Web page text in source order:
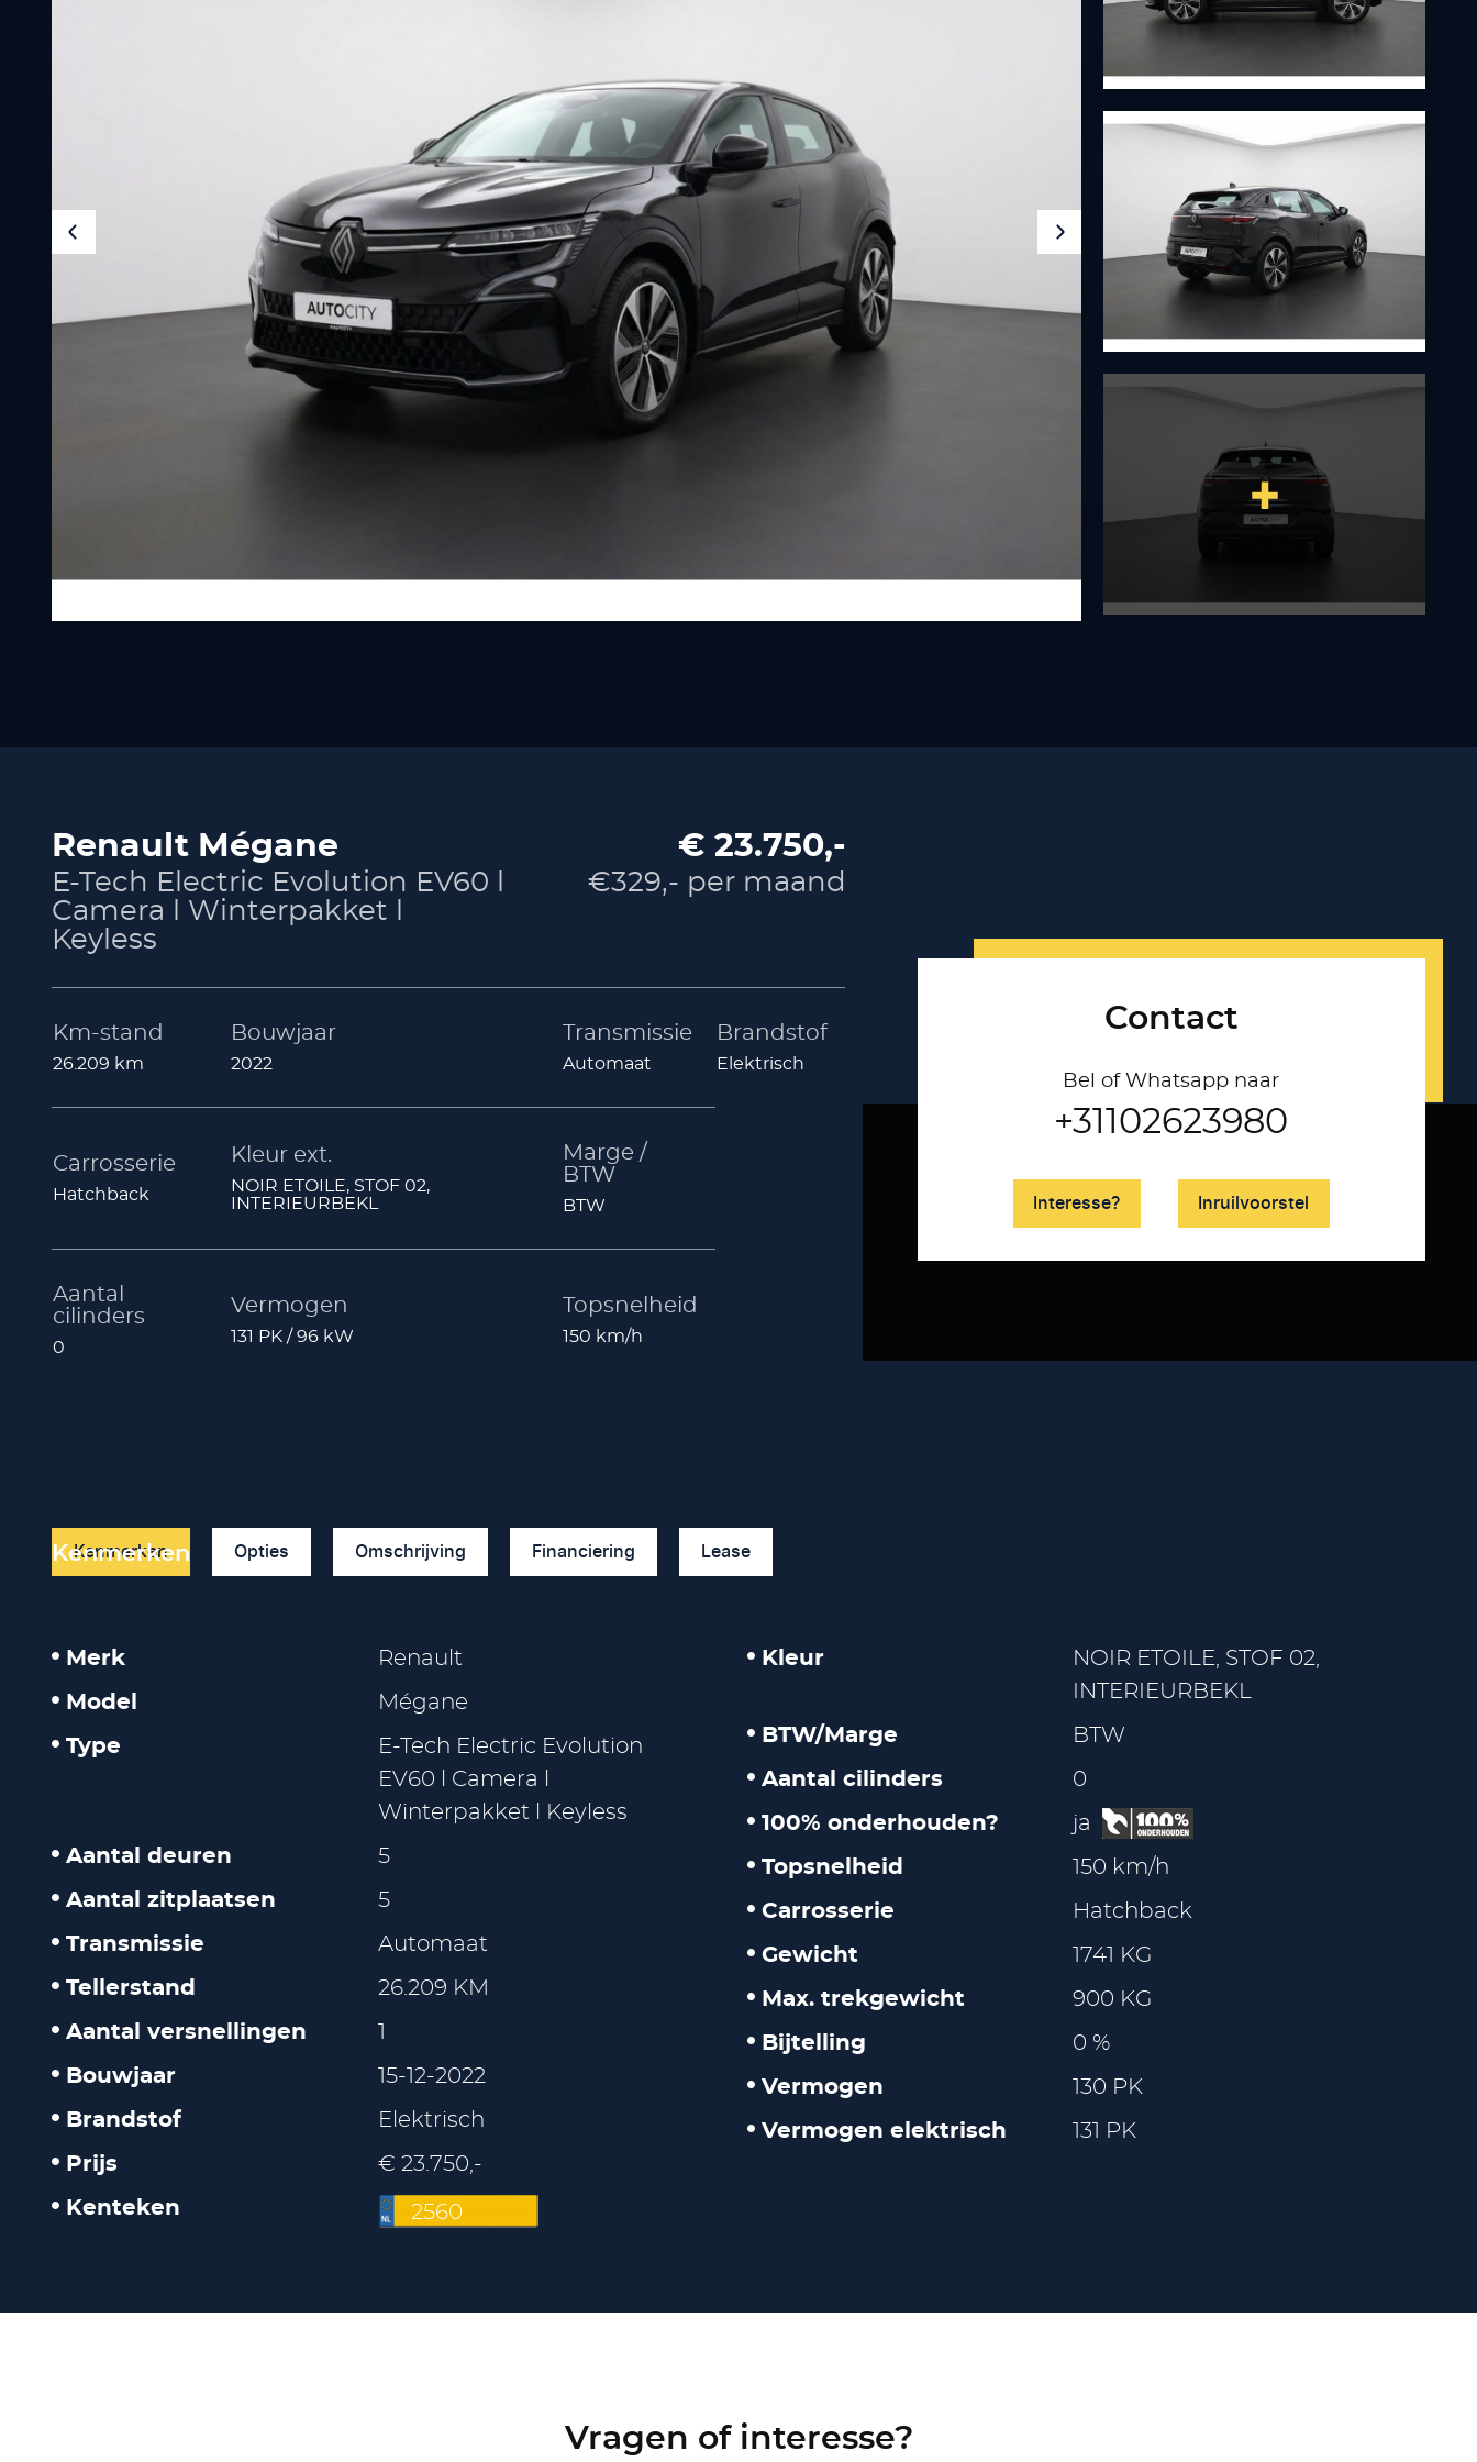
Renault Mégane
E-Tech Electric Evolution EV60 l
Camera l Winterpakket l
Keyless
€ 23.750,-
€329,- per maand
Km-stand
26.209 km
Bouwjaar
2022
Transmissie
Automaat
Brandstof
Elektrisch
Carrosserie
Hatchback
Kleur ext.
NOIR ETOILE, STOF 02,
INTERIEURBEKL
Marge /
BTW
BTW
Aantal
cilinders
0
Vermogen
131 PK / 96 kW
Topsnelheid
150 km/h
Contact
Bel of Whatsapp naar
+31102623980
Interesse? Inruilvoorstel
Kenmerken Opties Omschrijving Financiering Lease
Kenmerken
Merk
Renault
Model
Mégane
Type
E-Tech Electric Evolution
EV60 l Camera l
Winterpakket l Keyless
Aantal deuren
5
Aantal zitplaatsen
5
Transmissie
Automaat
Tellerstand
26.209 KM
Aantal versnellingen
1
Bouwjaar
15-12-2022
Brandstof
Elektrisch
Prijs
€ 23.750,-
Kenteken
2560
Kleur
NOIR ETOILE, STOF 02,
INTERIEURBEKL
BTW/Marge
BTW
Aantal cilinders
0
100% onderhouden?
ja
Topsnelheid
150 km/h
Carrosserie
Hatchback
Gewicht
1741 KG
Max. trekgewicht
900 KG
Bijtelling
0 %
Vermogen
130 PK
Vermogen elektrisch
131 PK
Vragen of interesse?